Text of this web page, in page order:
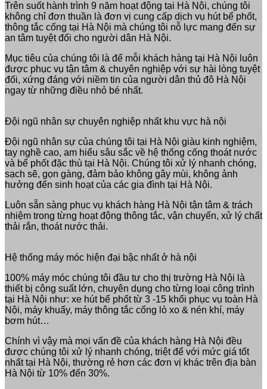
Trên suốt hành trình 9 năm hoạt động tại Hà Nội, chúng tôi
không chỉ đơn thuần là đơn vị cung cấp dịch vụ hút bể phốt,
thông tắc cống tại Hà Nội mà chúng tôi nỗ lực mang đến sự
an tâm tuyệt đối cho người dân Hà Nội.
Mục tiêu của chúng tôi là để mỗi khách hàng tại Hà Nội luôn
được phục vụ tận tâm & chuyên nghiệp với sự hài lòng tuyệt
đối, xứng đáng với niềm tin của người dân thủ đô Hà Nội
ngay từ những điều nhỏ bé nhất.
Đội ngũ nhân sự chuyên nghiệp nhất khu vực hà nội
Đội ngũ nhân sự của chúng tôi tại Hà Nội giàu kinh nghiệm,
tay nghề cao, am hiểu sâu sắc về hệ thống cống thoát nước
và bể phốt đặc thù tại Hà Nội. Chúng tôi xử lý nhanh chóng,
sạch sẽ, gọn gàng, đảm bảo không gây mùi, không ảnh
hưởng đến sinh hoạt của các gia đình tại Hà Nội.
Luôn sẵn sàng phục vụ khách hàng Hà Nội tận tâm & trách
nhiệm trong từng hoạt động thông tắc, vận chuyển, xử lý chất
thải rắn, thoát nước thải.
Hệ thống máy móc hiện đại bậc nhất ở hà nội
100% máy móc chúng tôi đầu tư cho thị trường Hà Nội là
thiết bị công suất lớn, chuyên dụng cho từng loại công trình
tại Hà Nội như: xe hút bể phốt từ 3 -15 khối phục vụ toàn Hà
Nội, máy khuấy, máy thông tắc cống lò xo & nén khí, máy
bơm hút…
Chính vì vậy mà mọi vấn đề của khách hàng Hà Nội đều
được chúng tôi xử lý nhanh chóng, triệt để với mức giá tốt
nhất tại Hà Nội, thường rẻ hơn các đơn vị khác trên địa bàn
Hà Nội từ 10% đến 30%.